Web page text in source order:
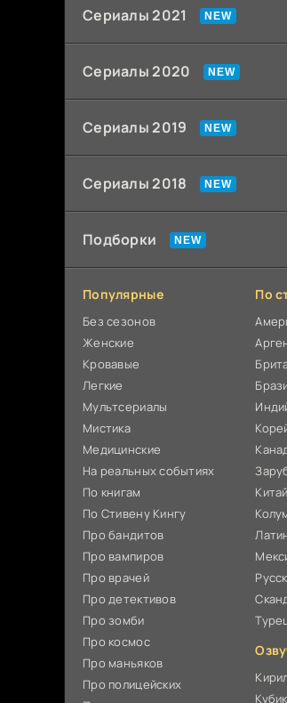
Сериалы 2021
Сериалы 2020
Сериалы 2019
Сериалы 2018
Подборки
Популярные
Без сезонов
Женские
Кровавые
Легкие
Мультсериалы
Мистика
Медицинские
На реальных событиях
По книгам
По Стивену Кингу
Про бандитов
Про вампиров
Про врачей
Про детективов
Про зомби
Про космос
Про маньяков
Про полицейских
По